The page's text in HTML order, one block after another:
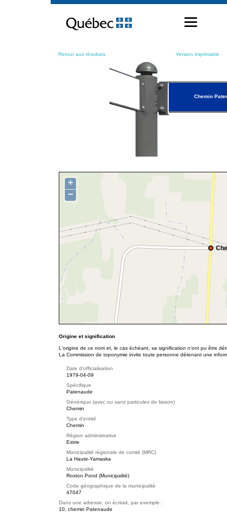
contenu
Retour aux résultats Version imprimable
Chemin
+
−
Origine et signification
L'origine de ce nom et, le cas échéant, sa signification n’ont pu être
La Commission de toponymie invite toute personne détenant une
Date d'officialisation
1979-04-09
Spécifique
Patenaude
Générique (avec ou sans particules de liaison)
Chemin
Type d'entité
Chemin
Région administrative
Estrie
Municipalité régionale de comté (MRC)
La Haute-Yamaska
Municipalité
Roxton Pond (Municipalité)
Code géographique de la municipalité
47047
Dans une adresse, on écrirait, par exemple :
10, chemin Patenaude